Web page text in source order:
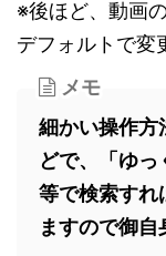
※後ほど、動画
デフォルトで変
メモ
細かい操作方
どで、「ゆっ
等で検索すれ
ますので御自